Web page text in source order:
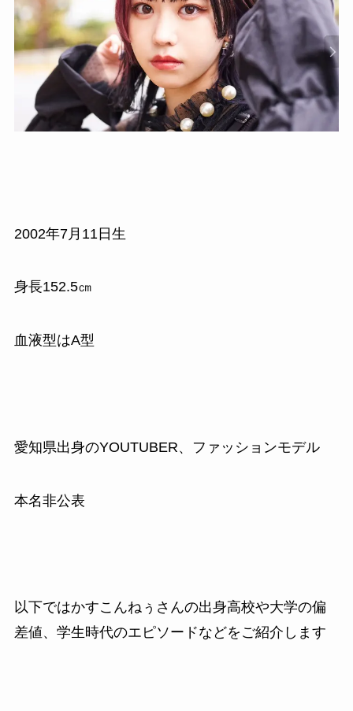
2002年7月11日生
身長152.5㎝
血液型はA型
愛知県出身のYOUTUBER、ファッションモデル
本名非公表
以下ではかすこんねぅさんの出身高校や大学の偏
差値、学生時代のエピソードなどをご紹介します